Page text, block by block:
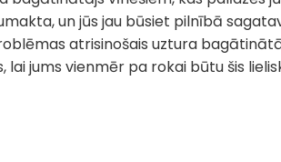
un jūs jau būsiet pilnībā
atrisinošais uztura
jums vienmēr pa rokai būtu šis